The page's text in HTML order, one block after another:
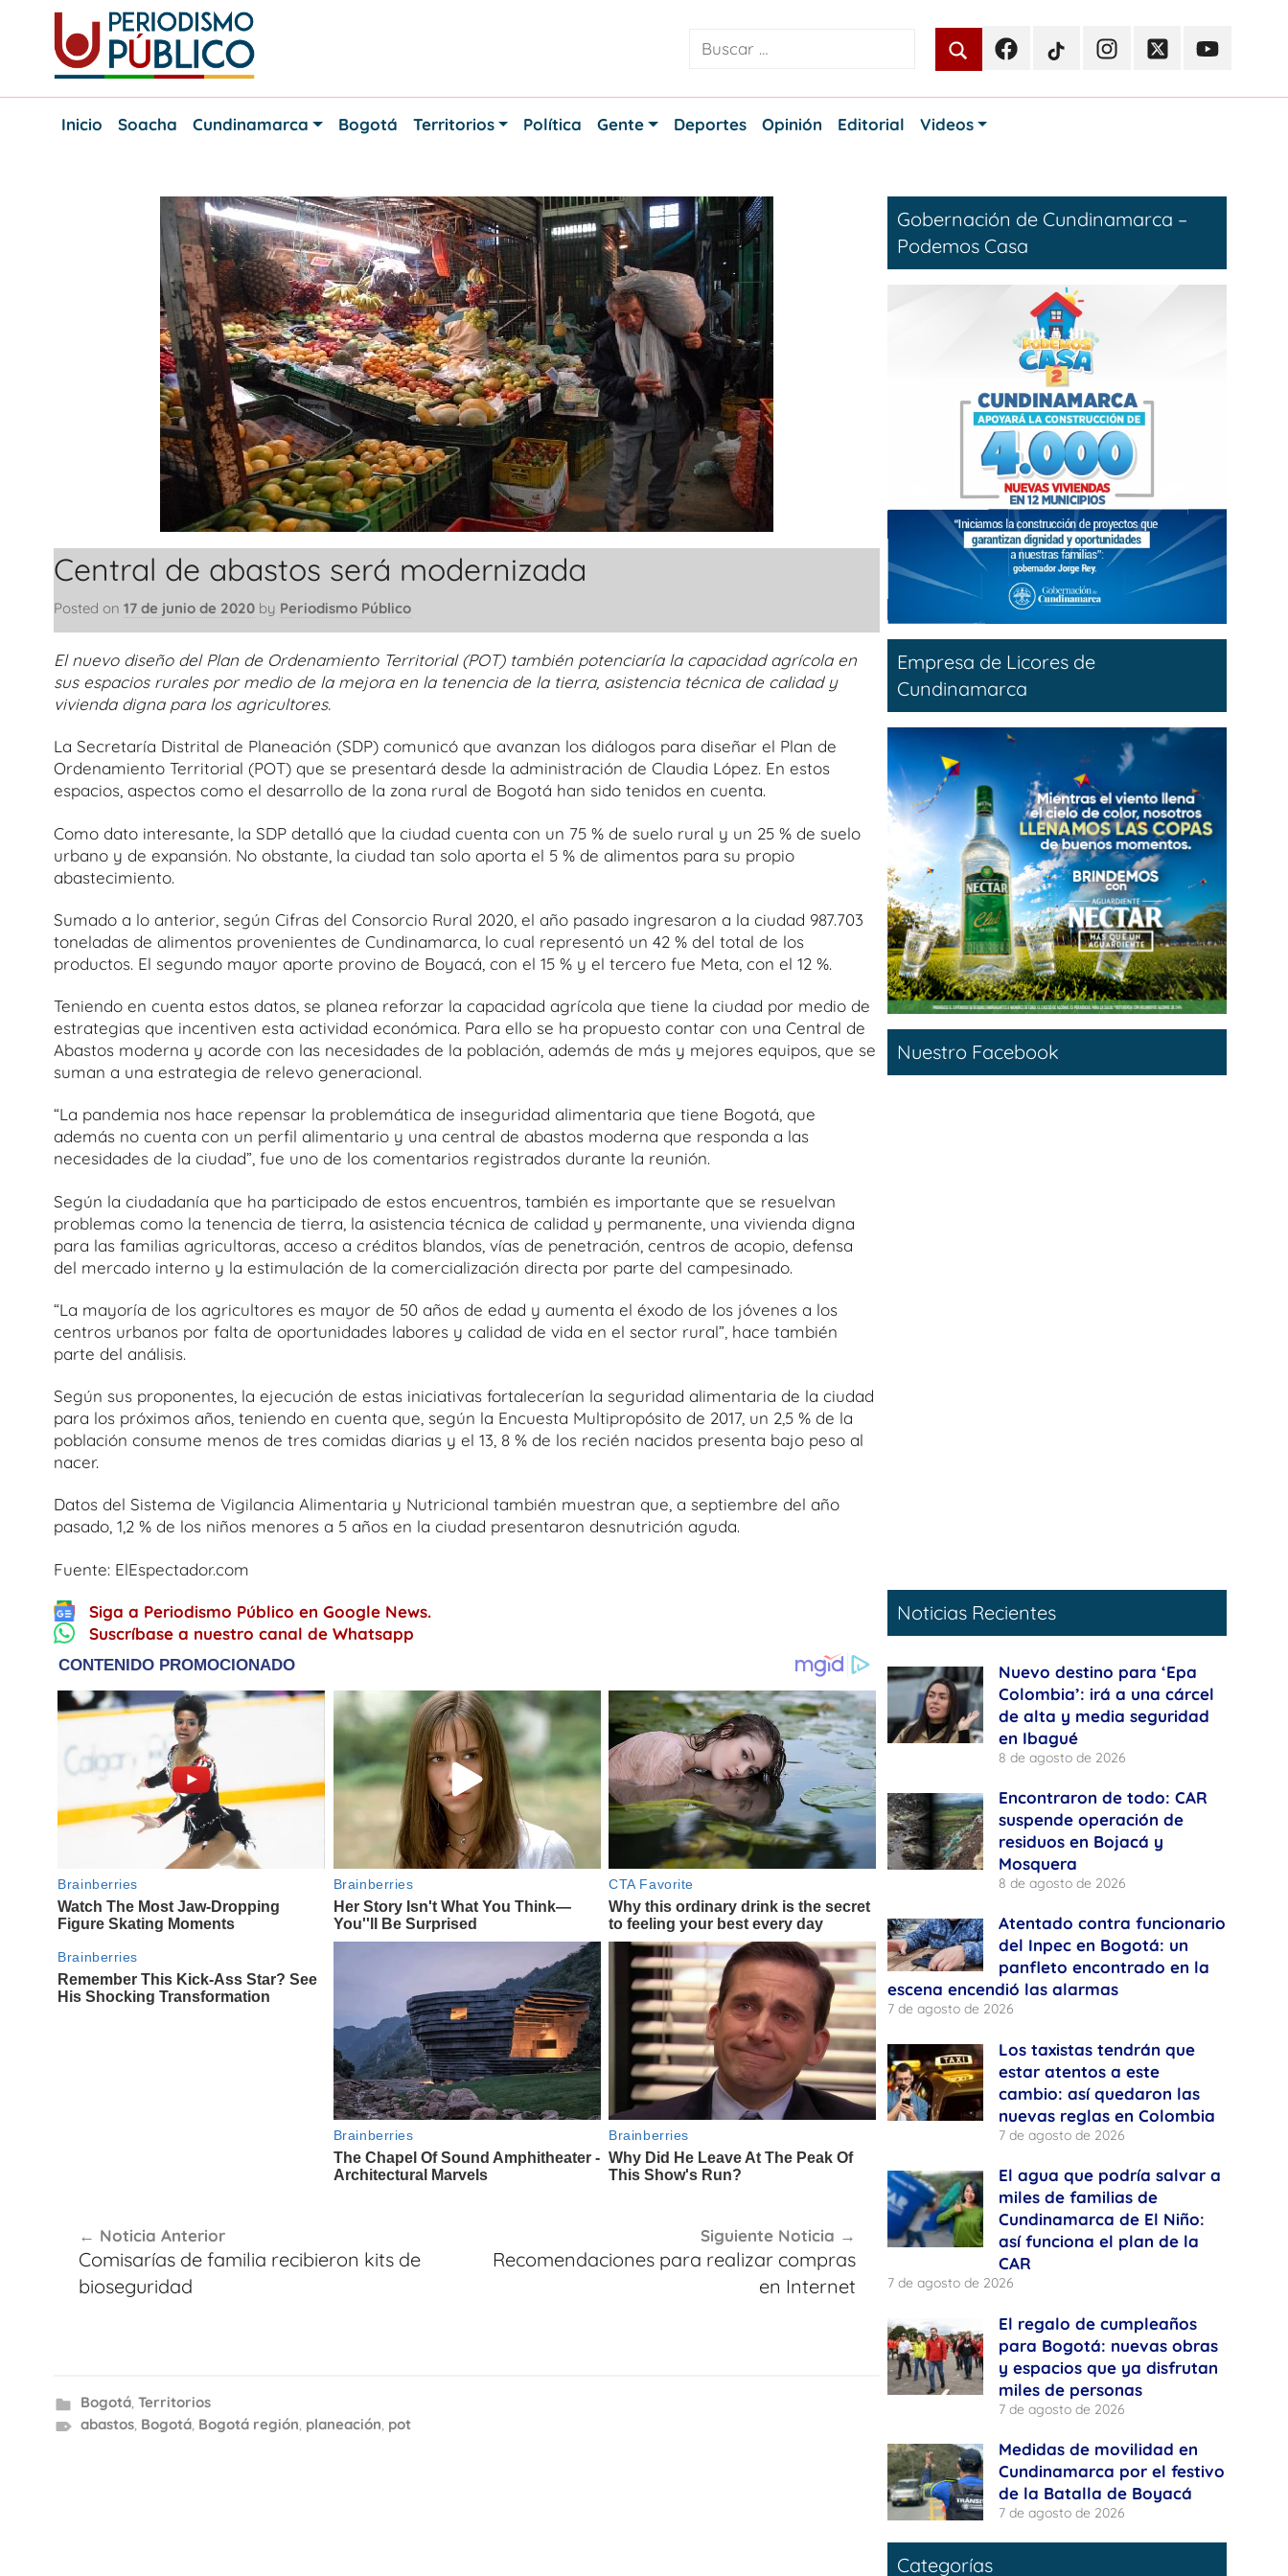
content
Periodismo
Noticias
FacebookTikTokInstagramTwitterYoutube
Inicio
Soacha Cundinamarca Bogotá Territorios Política Gente Deportes Opinión Editorial Videos
Central de abastos será modernizada
Posted on 17 de junio de 2020 by Periodismo Público
El nuevo diseño del Plan de Ordenamiento Territorial (POT) también potenciaría la capacidad agrícola en
sus espacios rurales por medio de la mejora en la tenencia de la tierra, asistencia técnica de calidad y
vivienda digna para los agricultores.
La Secretaría Distrital de Planeación (SDP) comunicó que avanzan los diálogos para diseñar el Plan de
Ordenamiento Territorial (POT) que se presentará desde la administración de Claudia López. En estos
espacios, aspectos como el desarrollo de la zona rural de Bogotá han sido tenidos en cuenta.
Como dato interesante, la SDP detalló que la ciudad cuenta con un 75 % de suelo rural y un 25 % de suelo
urbano y de expansión. No obstante, la ciudad tan solo aporta el 5 % de alimentos para su propio
abastecimiento.
Sumado a lo anterior, según Cifras del Consorcio Rural 2020, el año pasado ingresaron a la ciudad 987.703
toneladas de alimentos provenientes de Cundinamarca, lo cual representó un 42 % del total de los
productos. El segundo mayor aporte provino de Boyacá, con el 15 % y el tercero fue Meta, con el 12 %.
Teniendo en cuenta estos datos, se planea reforzar la capacidad agrícola que tiene la ciudad por medio de
estrategias que incentiven esta actividad económica. Para ello se ha propuesto contar con una Central de
Abastos moderna y acorde con las necesidades de la población, además de más y mejores equipos, que se
suman a una estrategia de relevo generacional.
“La pandemia nos hace repensar la problemática de inseguridad alimentaria que tiene Bogotá, que
además no cuenta con un perfil alimentario y una central de abastos moderna que responda a las
necesidades de la ciudad”, fue uno de los comentarios registrados durante la reunión.
Según la ciudadanía que ha participado de estos encuentros, también es importante que se resuelvan
problemas como la tenencia de tierra, la asistencia técnica de calidad y permanente, una vivienda digna
para las familias agricultoras, acceso a créditos blandos, vías de penetración, centros de acopio, defensa
del mercado interno y la estimulación de la comercialización directa por parte del campesinado.
“La mayoría de los agricultores es mayor de 50 años de edad y aumenta el éxodo de los jóvenes a los
centros urbanos por falta de oportunidades labores y calidad de vida en el sector rural”, hace también
parte del análisis.
Según sus proponentes, la ejecución de estas iniciativas fortalecerían la seguridad alimentaria de la ciudad
para los próximos años, teniendo en cuenta que, según la Encuesta Multipropósito de 2017, un 2,5 % de la
población consume menos de tres comidas diarias y el 13, 8 % de los recién nacidos presenta bajo peso al
nacer.
Datos del Sistema de Vigilancia Alimentaria y Nutricional también muestran que, a septiembre del año
pasado, 1,2 % de los niños menores a 5 años en la ciudad presentaron desnutrición aguda.
Fuente: ElEspectador.com
Siga a Periodismo Público en Google News.
Suscríbase a nuestro canal de Whatsapp
de
entradas
Noticia Anterior
Comisarías de familia recibieron kits de
bioseguridad
Siguiente Noticia
Recomendaciones para realizar compras
en Internet
Bogotá, Territorios
abastos, Bogotá, Bogotá región planeación pot
Gobernación de Cundinamarca –
Podemos Casa
Empresa de Licores de
Cundinamarca
Nuestro Facebook
Noticias Recientes
Nuevo destino para ‘Epa
Colombia’: irá a una cárcel
de alta y media seguridad
en Ibagué
8 de agosto de 2026
Encontraron de todo: CAR
suspende operación de
residuos en Bojacá y
Mosquera
8 de agosto de 2026
Atentado contra funcionario
del Inpec en Bogotá: un
panfleto encontrado en la
escena encendió las alarmas
7 de agosto de 2026
Los taxistas tendrán que
estar atentos a este
cambio: así quedaron las
nuevas reglas en Colombia
7 de agosto de 2026
El agua que podría salvar a
miles de familias de
Cundinamarca de El Niño:
así funciona el plan de la
CAR
7 de agosto de 2026
El regalo de cumpleaños
para Bogotá: nuevas obras
y espacios que ya disfrutan
miles de personas
7 de agosto de 2026
Medidas de movilidad en
Cundinamarca por el festivo
de la Batalla de Boyacá
7 de agosto de 2026
Categorías